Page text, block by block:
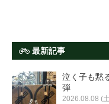
最新記事
泣く子も黙
弾
2026.08.08 (